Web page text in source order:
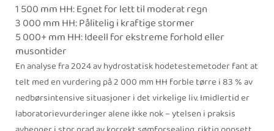
1 500 mm HH: Egnet for lett til moderat regn
3 000 mm HH: Pålitelig i kraftige stormer
5 000+ mm HH: Ideell for ekstreme forhold eller
musontider
En analyse fra 2024 av hydrostatisk hodetestemetoder fant at
telt med en vurdering på 2 000 mm HH forble tørre i 83 % av
nedbørsintensive situasjoner i det virkelige liv. Imidlertid er
laboratorievurderinger alene ikke nok – ytelsen i praksis